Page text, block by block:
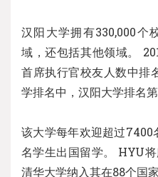
汉阳大学拥有330,000个
域，还包括其他领域。
首席执行官校友人数中排
学排名中，汉阳大学排名第
该大学每年欢迎超过7400
名学生出国留学。 HYU
清华大学纳入其在88个国